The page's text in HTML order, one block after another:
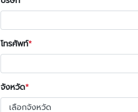
โทรศัพท์
จังหวัด